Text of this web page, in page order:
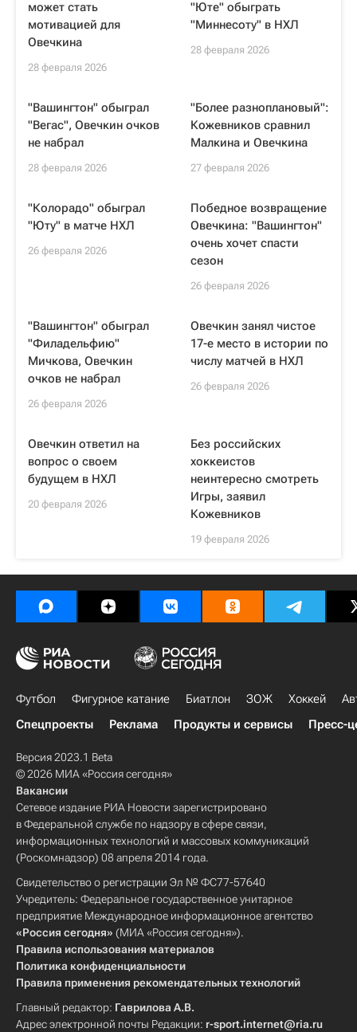
может стать
мотивацией для
Овечкина
28 февраля 2026
"Юте" обыграть
"Миннесоту" в НХЛ
28 февраля 2026
"Вашингтон" обыграл
"Вегас", Овечкин очков
не набрал
28 февраля 2026
"Более разноплановый":
Кожевников сравнил
Малкина и Овечкина
27 февраля 2026
"Колорадо" обыграл
"Юту" в матче НХЛ
26 февраля 2026
Победное возвращение
Овечкина: "Вашингтон"
очень хочет спасти
сезон
26 февраля 2026
"Вашингтон" обыграл
"Филадельфию"
Мичкова, Овечкин
очков не набрал
26 февраля 2026
Овечкин занял чистое
17-е место в истории по
числу матчей в НХЛ
26 февраля 2026
Овечкин ответил на
вопрос о своем
будущем в НХЛ
20 февраля 2026
Без российских
хоккеистов
неинтересно смотреть
Игры, заявил
Кожевников
19 февраля 2026
Футбол Фигурное катание Биатлон ЗОЖ Хоккей
Спецпроекты
Реклама Продукты и сервисы Пресс-
Версия 2023.1 Beta
© 2026 МИА «Россия сегодня»
Вакансии
Сетевое издание РИА Новости зарегистрировано
в Федеральной службе по надзору в сфере связи,
информационных технологий и массовых коммуникаций
(Роскомнадзор) 08 апреля 2014 года.
Свидетельство о регистрации Эл № ФС77-57640
Учредитель: Федеральное государственное унитарное
предприятие Международное информационное агентство
«Россия сегодня» (МИА «Россия сегодня»).
Правила использования материалов
Политика конфиденциальности
Правила применения рекомендательных технологий
Главный редактор: Гаврилова А.В.
Адрес электронной почты Редакции: r-sport.internet@ria.ru